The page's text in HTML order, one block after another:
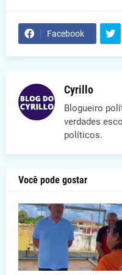
Facebook
Cyrillo
Blogueiro
verdades
políticos.
Você pode gostar